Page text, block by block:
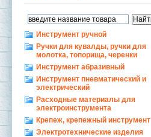
Инструмент ручной
Ручки для кувалды, ручки для
молотка, топорища, черенки
Инструмент абразивный
Инструмент пневматический и
электрический
Расходные материалы для
электроинструмента
Крепеж, крепежный инструмент
Электротехнические изделия